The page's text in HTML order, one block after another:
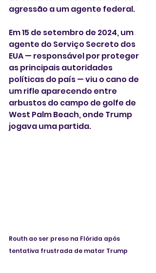
agressão a um agente federal.
Em 15 de setembro de 2024, um
agente do Serviço Secreto dos
EUA — responsável por proteger
as principais autoridades
políticas do país — viu o cano de
um rifle aparecendo entre
arbustos do campo de golfe de
West Palm Beach, onde Trump
jogava uma partida.
Routh ao ser preso na Flórida após
tentativa frustrada de matar Trump